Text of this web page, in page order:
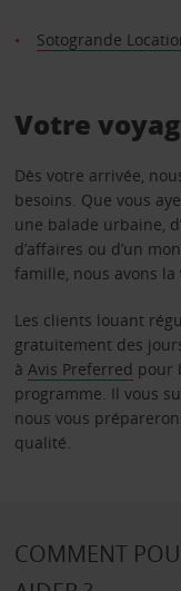
Sotogrande
Votre
Dès votre arrivée,
besoins. Que vous
une balade urbaine,
d’affaires ou d’un
famille, nous avons la
Les clients louant
gratuitement des
à Avis Preferred pour
programme. Il vous
nous vous
qualité.
COMMENT